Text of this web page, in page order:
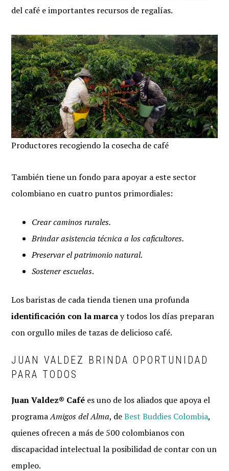
del café e importantes recursos de regalías.
Productores recogiendo la cosecha de café
También tiene un fondo para apoyar a este sector
colombiano en cuatro puntos primordiales:
Crear caminos rurales.
Brindar asistencia técnica a los caficultores.
Preservar el patrimonio natural.
Sostener escuelas.
Los baristas de cada tienda tienen una profunda
identificación con la marcay todos los días preparan
con orgullo miles de tazas de delicioso café.
JUAN VALDEZ BRINDA OPORTUNIDAD
PARA TODOS
Juan Valdez® Café es uno de los aliados que apoya el
programaAmigos del Alma, deBest Buddies Colombia,
quienes ofrecen a más de 500 colombianos con
discapacidad intelectual la posibilidad de contar con un
empleo.